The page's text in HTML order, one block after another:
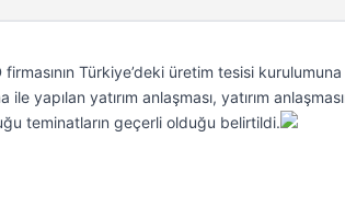
Türkiye’deki üretim tesisi kurulumuna
yapılan yatırım anlaşması, yatırım
teminatların geçerli olduğu belirtildi.